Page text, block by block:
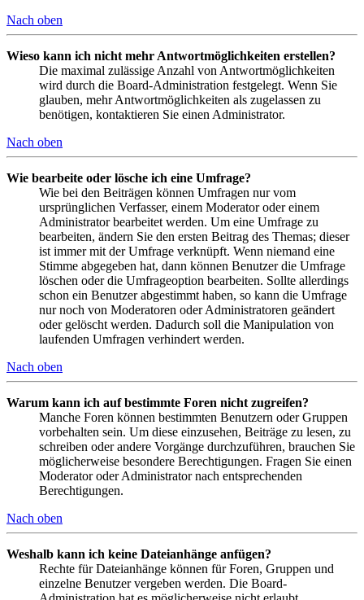
Nach oben
Wieso kann ich nicht mehr Antwortmöglichkeiten erstellen?
Die maximal zulässige Anzahl von Antwortmöglichkeiten
wird durch die Board-Administration festgelegt. Wenn Sie
glauben, mehr Antwortmöglichkeiten als zugelassen zu
benötigen, kontaktieren Sie einen Administrator.
Nach oben
Wie bearbeite oder lösche ich eine Umfrage?
Wie bei den Beiträgen können Umfragen nur vom
ursprünglichen Verfasser, einem Moderator oder einem
Administrator bearbeitet werden. Um eine Umfrage zu
bearbeiten, ändern Sie den ersten Beitrag des Themas; dieser
ist immer mit der Umfrage verknüpft. Wenn niemand eine
Stimme abgegeben hat, dann können Benutzer die Umfrage
löschen oder die Umfrageoption bearbeiten. Sollte allerdings
schon ein Benutzer abgestimmt haben, so kann die Umfrage
nur noch von Moderatoren oder Administratoren geändert
oder gelöscht werden. Dadurch soll die Manipulation von
laufenden Umfragen verhindert werden.
Nach oben
Warum kann ich auf bestimmte Foren nicht zugreifen?
Manche Foren können bestimmten Benutzern oder Gruppen
vorbehalten sein. Um diese einzusehen, Beiträge zu lesen, zu
schreiben oder andere Vorgänge durchzuführen, brauchen Sie
möglicherweise besondere Berechtigungen. Fragen Sie einen
Moderator oder Administrator nach entsprechenden
Berechtigungen.
Nach oben
Weshalb kann ich keine Dateianhänge anfügen?
Rechte für Dateianhänge können für Foren, Gruppen und
einzelne Benutzer vergeben werden. Die Board-